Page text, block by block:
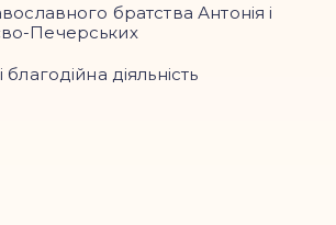
братства Антонія і
Печерських
благодійна діяльність